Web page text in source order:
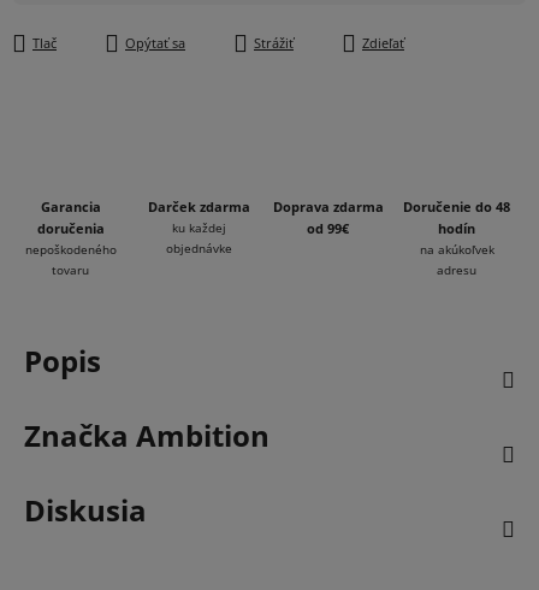
Tlač Opýtať sa Strážiť Zdieľať
Garancia
doručenia
nepoškodeného
tovaru
Darček zdarma
ku každej
objednávke
Doprava zdarma
od 99€
Doručenie do 48
hodín
na akúkoľvek
adresu
Popis
Značka Ambition
Diskusia